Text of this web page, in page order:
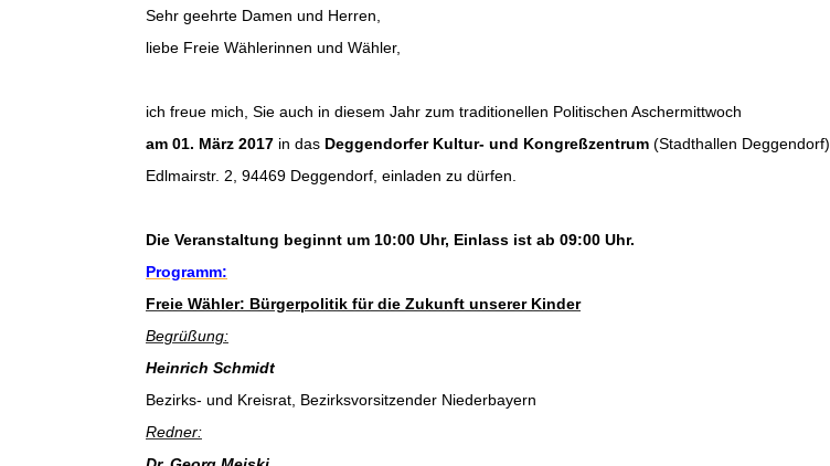
Sehr geehrte Damen und Herren,
liebe Freie Wählerinnen und Wähler,
ich freue mich, Sie auch in diesem Jahr zum traditionellen Politischen Aschermittwoch
am 01. März 2017 in das Deggendorfer Kultur- und Kongreßzentrum (Stadthallen Deggendorf)
Edlmairstr. 2, 94469 Deggendorf, einladen zu dürfen.
Die Veranstaltung beginnt um 10:00 Uhr, Einlass ist ab 09:00 Uhr.
Programm:
Freie Wähler: Bürgerpolitik für die Zukunft unserer Kinder
Begrüßung:
Heinrich Schmidt
Bezirks- und Kreisrat, Bezirksvorsitzender Niederbayern
Redner: